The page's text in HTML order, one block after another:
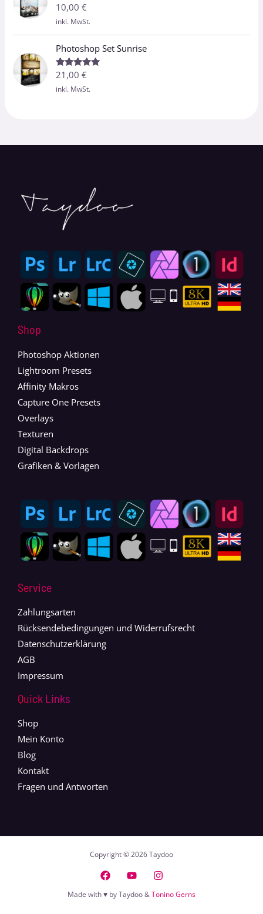
Bewertet
mit
von 5
10,00€
inkl. MwSt.
Photoshop Set Sunrise
Bewertet
von 5
21,00€
inkl. MwSt.
Shop
Photoshop Aktionen
Lightroom Presets
Affinity Makros
Capture One Presets
Overlays
Texturen
Digital Backdrops
Grafiken & Vorlagen
Service
Zahlungsarten
Rücksendebedingungen und Widerrufsrecht
Datenschutzerklärung
AGB
Impressum
Quick Links
Shop
Mein Konto
Blog
Kontakt
Fragen und Antworten
Copyright © 2026 Taydoo
Made with ♥ by Taydoo &Tonino Gerns